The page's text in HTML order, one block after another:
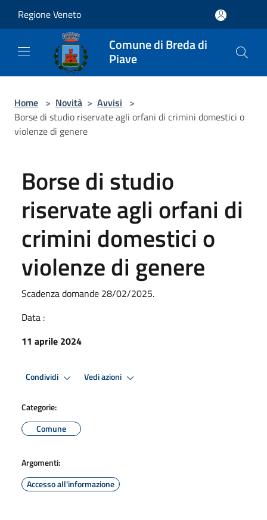
Regione Veneto
Comune di Breda di
Piave
Home > Novità > Avvisi >
Borse di studio riservate agli orfani di crimini domestici o
violenze di genere
Borse di studio
riservate agli orfani di
crimini domestici o
violenze di genere
Scadenza domande 28/02/2025.
Data :
11 aprile 2024
Condividi Vedi azioni
Categorie:
Comune
Argomenti:
Accesso all'informazione